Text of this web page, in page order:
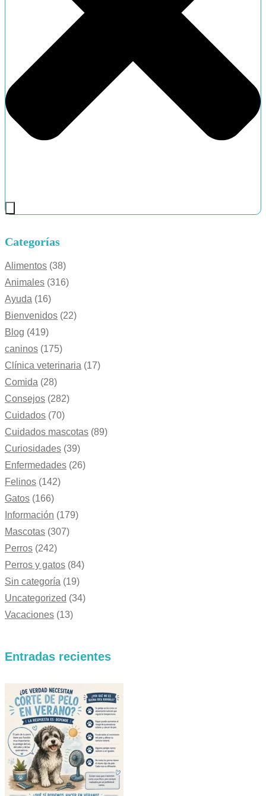
Categorías
Alimentos (38)
Animales (316)
Ayuda (16)
Bienvenidos (22)
Blog (419)
caninos (175)
Clínica veterinaria (17)
Comida (28)
Consejos (282)
Cuidados (70)
Cuidados mascotas (89)
Curiosidades (39)
Enfermedades (26)
Felinos (142)
Gatos (166)
Información (179)
Mascotas (307)
Perros (242)
Perros y gatos (84)
Sin categoría (19)
Uncategorized (34)
Vacaciones (13)
Entradas recientes